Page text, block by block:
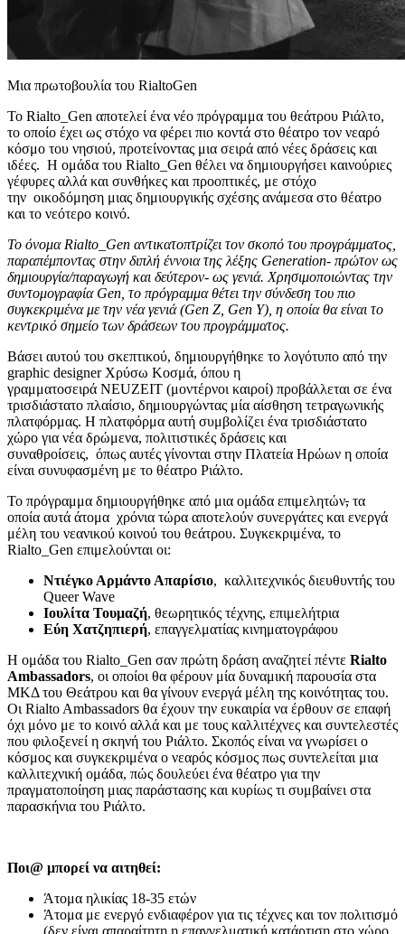
Μια πρωτοβουλία του RialtoGen
Το Rialto_Gen αποτελεί ένα νέο πρόγραμμα του θεάτρου Ριάλτο,
το οποίο έχει ως στόχο να φέρει πιο κοντά στο θέατρο τον νεαρό
κόσμο του νησιού, προτείνοντας μια σειρά από νέες δράσεις και
ιδέες. Η ομάδα του Rialto_Gen θέλει να δημιουργήσει καινούριες
γέφυρες αλλά και συνθήκες και προοπτικές, με στόχο
την οικοδόμηση μιας δημιουργικής σχέσης ανάμεσα στο θέατρο
και το νεότερο κοινό.
Το όνομα Rialto Gen αντικατοπτρίζει τον σκοπό του προγράμματος,
παραπέμποντας στην διπλή έννοια της λέξης Generation- πρώτον ως
δημιουργία/παραγωγή και δεύτερον- ως γενιά. Χρησιμοποιώντας την
συντομογραφία Gen , το πρόγραμμα θέτει την σύνδεση του πιο
συγκεκριμένα με την νέα γενιά (Gen Z Gen Y), η οποία θα είναι το
κεντρικό σημείο των δράσεων του προγράμματος.
Βάσει αυτού του σκεπτικού, δημιουργήθηκε το λογότυπο από την
graphic designer Χρύσω Κοσμά, όπου η
γραμματοσειρά NEUZEIT (μοντέρνοι καιροί) προβάλλεται σε ένα
τρισδιάστατο πλαίσιο, δημιουργώντας μία αίσθηση τετραγωνικής
πλατφόρμας. Η πλατφόρμα αυτή συμβολίζει ένα τρισδιάστατο
χώρο για νέα δρώμενα, πολιτιστικές δράσεις και
συναθροίσεις, όπως αυτές γίνονται στην Πλατεία Ηρώων η οποία
είναι συνυφασμένη με το θέατρο Ριάλτο.
Το πρόγραμμα δημιουργήθηκε από μια ομάδα επιμελητών, τα
οποία αυτά άτομα χρόνια τώρα αποτελούν συνεργάτες και ενεργά
μέλη του νεανικού κοινού του θεάτρου. Συγκεκριμένα, το
Rialto_Gen επιμελούνται οι:
Ντιέγκο Αρμάντο Απαρίσιο, καλλιτεχνικός διευθυντής του
Queer Wave
Ιουλίτα Τουμαζή, θεωρητικός τέχνης, επιμελήτρια
Εύη Χατζηπιερή, επαγγελματίας κινηματογράφου
Η ομάδα του Rialto_Gen σαν πρώτη δράση αναζητεί πέντε Rialto
Ambassadors, οι οποίοι θα φέρουν μία δυναμική παρουσία στα
ΜΚΔ του Θεάτρου και θα γίνουν ενεργά μέλη της κοινότητας του.
Οι Rialto Ambassadors θα έχουν την ευκαιρία να έρθουν σε επαφή
όχι μόνο με το κοινό αλλά και με τους καλλιτέχνες και συντελεστές
που φιλοξενεί η σκηνή του Ριάλτο. Σκοπός είναι να γνωρίσει ο
κόσμος και συγκεκριμένα ο νεαρός κόσμος πως συντελείται μια
καλλιτεχνική ομάδα, πώς δουλεύει ένα θέατρο για την
πραγματοποίηση μιας παράστασης και κυρίως τι συμβαίνει στα
παρασκήνια του Ριάλτο.
Ποι@ μπορεί να αιτηθεί:
Άτομα ηλικίας 18-35 ετών
Άτομα με ενεργό ενδιαφέρον για τις τέχνες και τον πολιτισμό
(δεν είναι απαραίτητη η επαγγελματική κατάρτιση στο χώρο